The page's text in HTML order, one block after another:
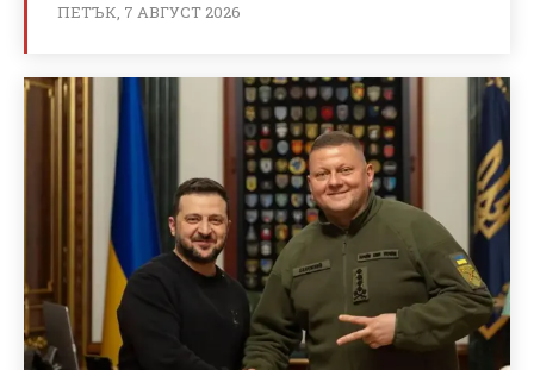
ПЕТЪК, 7 АВГУСТ 2026